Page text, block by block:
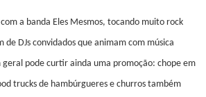
a banda Eles Mesmos, tocando muito rock
de DJs convidados que animam com música
pode curtir ainda uma promoção: chope em
trucks de hambúrgueres e churros também